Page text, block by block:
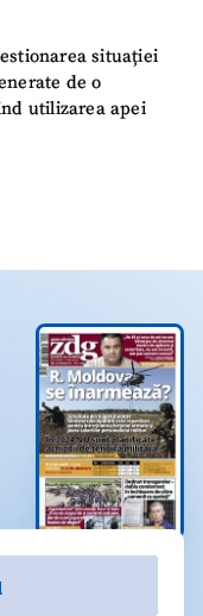
situației
de o
utilizarea apei